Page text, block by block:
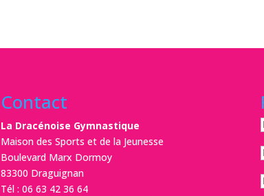
Contact
La Dracénoise Gymnastique
Maison des Sports et de la Jeunesse
Boulevard Marx Dormoy
83300 Draguignan
Tél : 06 63 42 36 64